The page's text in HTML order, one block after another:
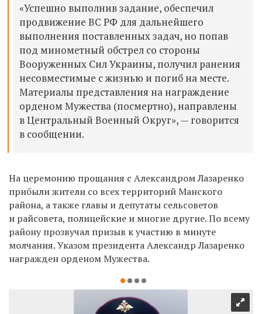
«Успешно выполнив задание, обеспечил
продвижение ВС РФ для дальнейшего
выполнения поставленных задач, но попав
под минометный обстрел со стороны
Вооруженных Сил Украины, получил ранения
несовместимые с жизнью и погиб на месте.
Материалы представления на награждение
орденом Мужества (посмертно), направлены
в Центральный Военный Округ», — говорится
в сообщении.
На церемонию прощания с Александром Лазаренко
прибыли жители со всех территорий Манского
района, а также главы и депутаты сельсоветов
и райсовета, полицейские и многие другие. По всему
району прозвучал призыв к участию в минуте
молчания. Указом президента Александр Лазаренко
награжден орденом Мужества.